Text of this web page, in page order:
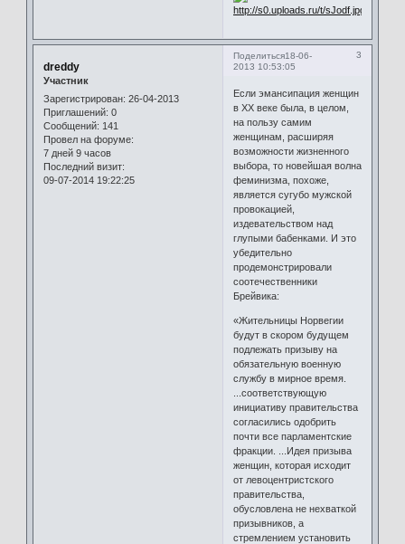
Поделиться 3
18-06-
2013 10:53:05
dreddy
Участник
Зарегистрирован: 26-04-2013
Приглашений: 0
Сообщений: 141
Провел на форуме:
7 дней 9 часов
Последний визит:
09-07-2014 19:22:25
Если эмансипация женщин
в XX веке была, в целом,
на пользу самим
женщинам, расширяя
возможности жизненного
выбора, то новейшая волна
феминизма, похоже,
является сугубо мужской
провокацией,
издевательством над
глупыми бабенками. И это
убедительно
продемонстрировали
соотечественники
Брейвика:
«Жительницы Норвегии
будут в скором будущем
подлежать призыву на
обязательную военную
службу в мирное время.
...соответствующую
инициативу правительства
согласились одобрить
почти все парламентские
фракции. ...Идея призыва
женщин, которая исходит
от левоцентристского
правительства,
обусловлена не нехваткой
призывников, а
стремлением установить